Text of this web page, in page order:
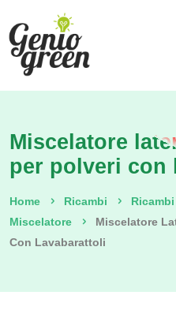
Miscelatore
per polveri con
Home Ricambi
Miscelatore
Miscelatore
Con Lavabarattoli